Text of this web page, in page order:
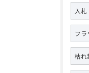
入札
フラ
枯れ